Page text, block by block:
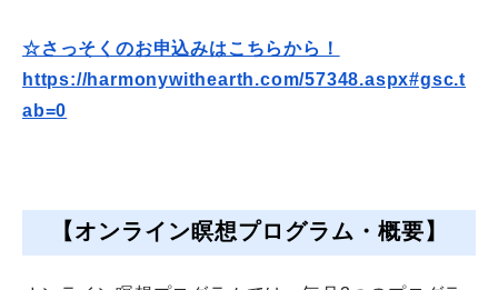
☆さっそくのお申込みはこちらから！
https://harmonywithearth.com/57348.aspx#gsc.t
ab=0
【オンライン瞑想プログラム・概要】